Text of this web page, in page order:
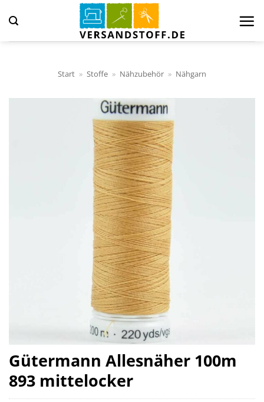
Inhalt
springen
Start » Stoffe » Nähzubehör » Nähgarn
Gütermann Allesnäher 100m
893 mittelocker